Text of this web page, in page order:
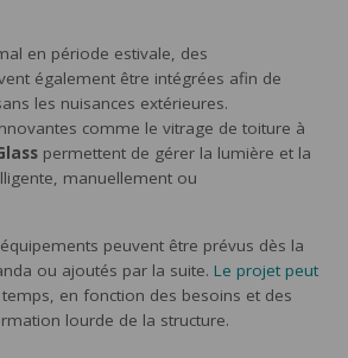
en période estivale, des
également être intégrées afin de
les nuisances extérieures.
comme le vitrage de toiture à
permettent de gérer la lumière et la
manuellement ou
peuvent être prévus dès la
ou ajoutés par la suite. Le projet peut
en fonction des besoins et des
lourde de la structure.